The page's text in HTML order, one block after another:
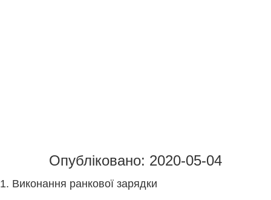
Опубліковано: 2020-05-04
1. Виконання ранкової зарядки